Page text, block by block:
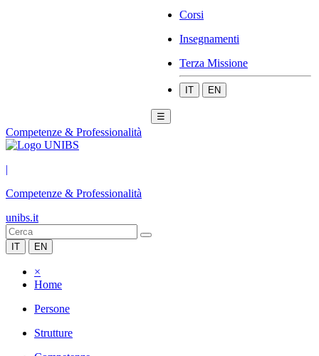
Corsi
Insegnamenti
Terza Missione
IT EN
☰
Competenze & Professionalità
|
Competenze & Professionalità
unibs.it
IT EN
×
Home
Persone
Strutture